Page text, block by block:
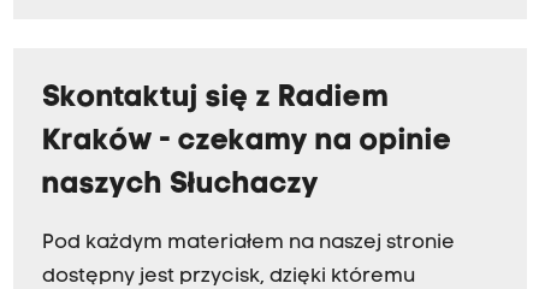
Skontaktuj się z Radiem
Kraków - czekamy na opinie
naszych Słuchaczy
Pod każdym materiałem na naszej stronie
dostępny jest przycisk, dzięki któremu